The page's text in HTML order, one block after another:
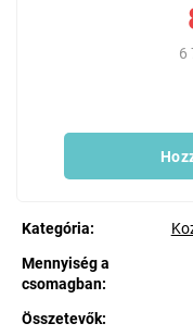
6
Kategória:
Mennyiség a
csomagban:
Összetevők: